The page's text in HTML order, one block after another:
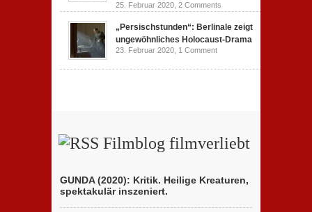
25. Februar 2020, 2 Comments
„Persischstunden“: Berlinale zeigt
ungewöhnliches Holocaust-Drama
23. Februar 2020, 1 Comment
Filmblog filmverliebt
GUNDA (2020): Kritik. Heilige Kreaturen,
spektakulär inszeniert.